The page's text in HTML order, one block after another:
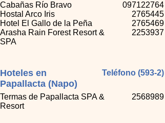
Hoteles en
Papallacta (Napo)
Teléfono (593-2)
Termas de Papallacta SPA &
Resort
2568989
Cabañas Río Bravo
Hostal Arco Iris
Hotel El Gallo de la Peña
Arasha Rain Forest Resort &
SPA
097122764
2765445
2765469
2253937